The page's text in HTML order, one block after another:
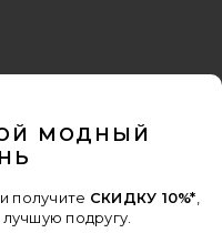
МОДНЫЙ
получите СКИДКУ 10%*
подругу.